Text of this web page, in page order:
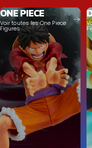
ONE PIECE
Voir toutes les One Piece
Figures